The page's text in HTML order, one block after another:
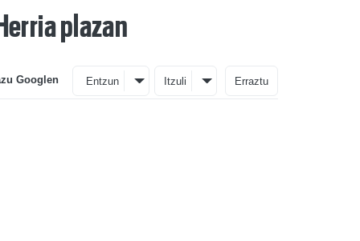
plazan
Googlen Entzun Itzuli Erraztu